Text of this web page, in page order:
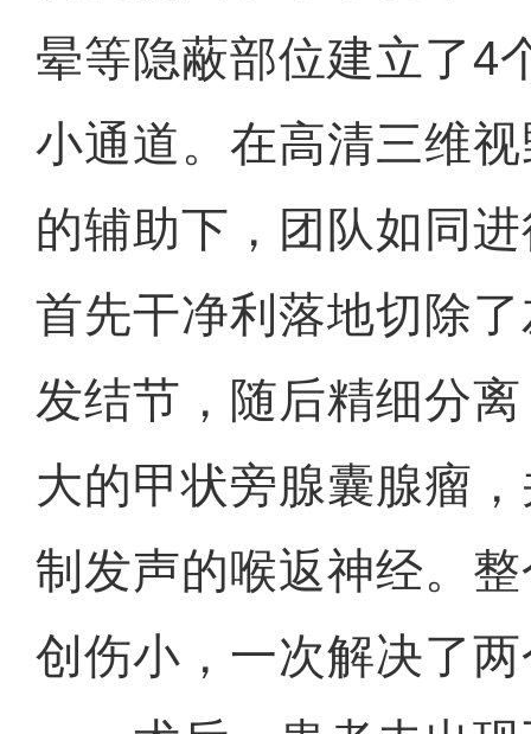
晕等隐蔽部位建立了4
小通道。在高清三维
的辅助下，团队如同进
首先干净利落地切除
发结节，随后精细分
大的甲状旁腺囊腺瘤
制发声的喉返神经。
创伤小，一次解决了